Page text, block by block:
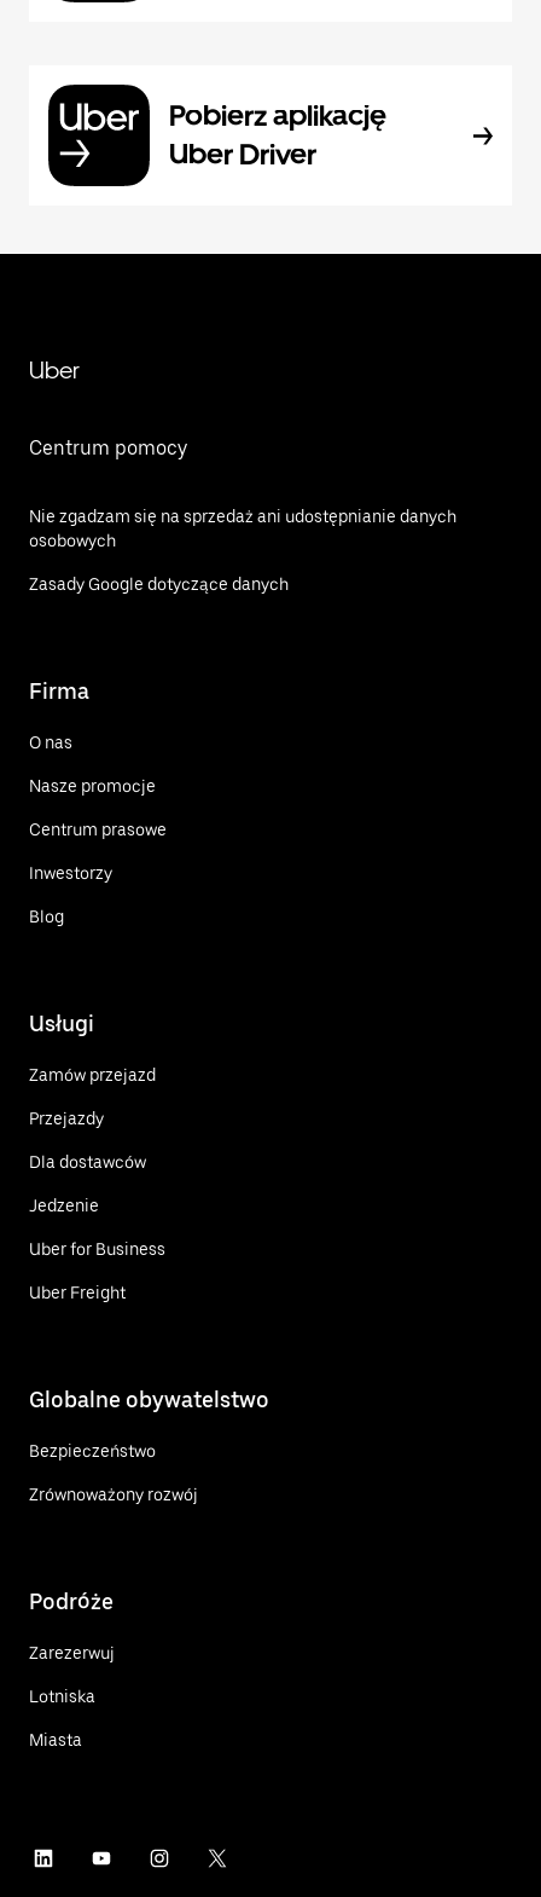
Pobierz aplikację
Uber Driver
Uber
Centrum pomocy
Nie zgadzam się na sprzedaż ani udostępnianie danych
osobowych
Zasady Google dotyczące danych
Firma
O nas
Nasze promocje
Centrum prasowe
Inwestorzy
Blog
Usługi
Zamów przejazd
Przejazdy
Dla dostawców
Jedzenie
Uber for Business
Uber Freight
Globalne obywatelstwo
Bezpieczeństwo
Zrównoważony rozwój
Podróże
Zarezerwuj
Lotniska
Miasta